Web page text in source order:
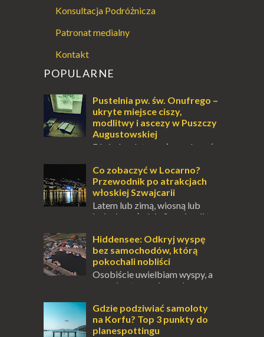
Konsultacja Podróżnicza
Patronat medialny
Kontakt
POPULARNE
Pustelnia pw. św. Onufrego –
ukryte miejsce ciszy,
modlitwy i ascezy w Puszczy
Augustowskiej
Dla jednych to może wydawać
przetrwania lub romantycznym życiem. Dla
innych to nieustanne przebywanie z B...
Co zobaczyć w Locarno?
Przewodnik po atrakcjach
włoskiej Szwajcarii
Latem lub zimą, wiosną lub
jesienią, południe Szwajcarii to
odwiedzić. Moja zimowa podróż do
Locarno gwara...
Hiddensee: Odkryj wyspę
bez samochodów, którą
pokochali nobliści
Osobiście uwielbiam wyspy, a
uczucie otoczenia wodą
pośrodku Bałtyku? To zawsze brzmi jak
doskonał...
Gdzie podziwiać samoloty
na Korfu? Top 3 punkty do
planespottingu